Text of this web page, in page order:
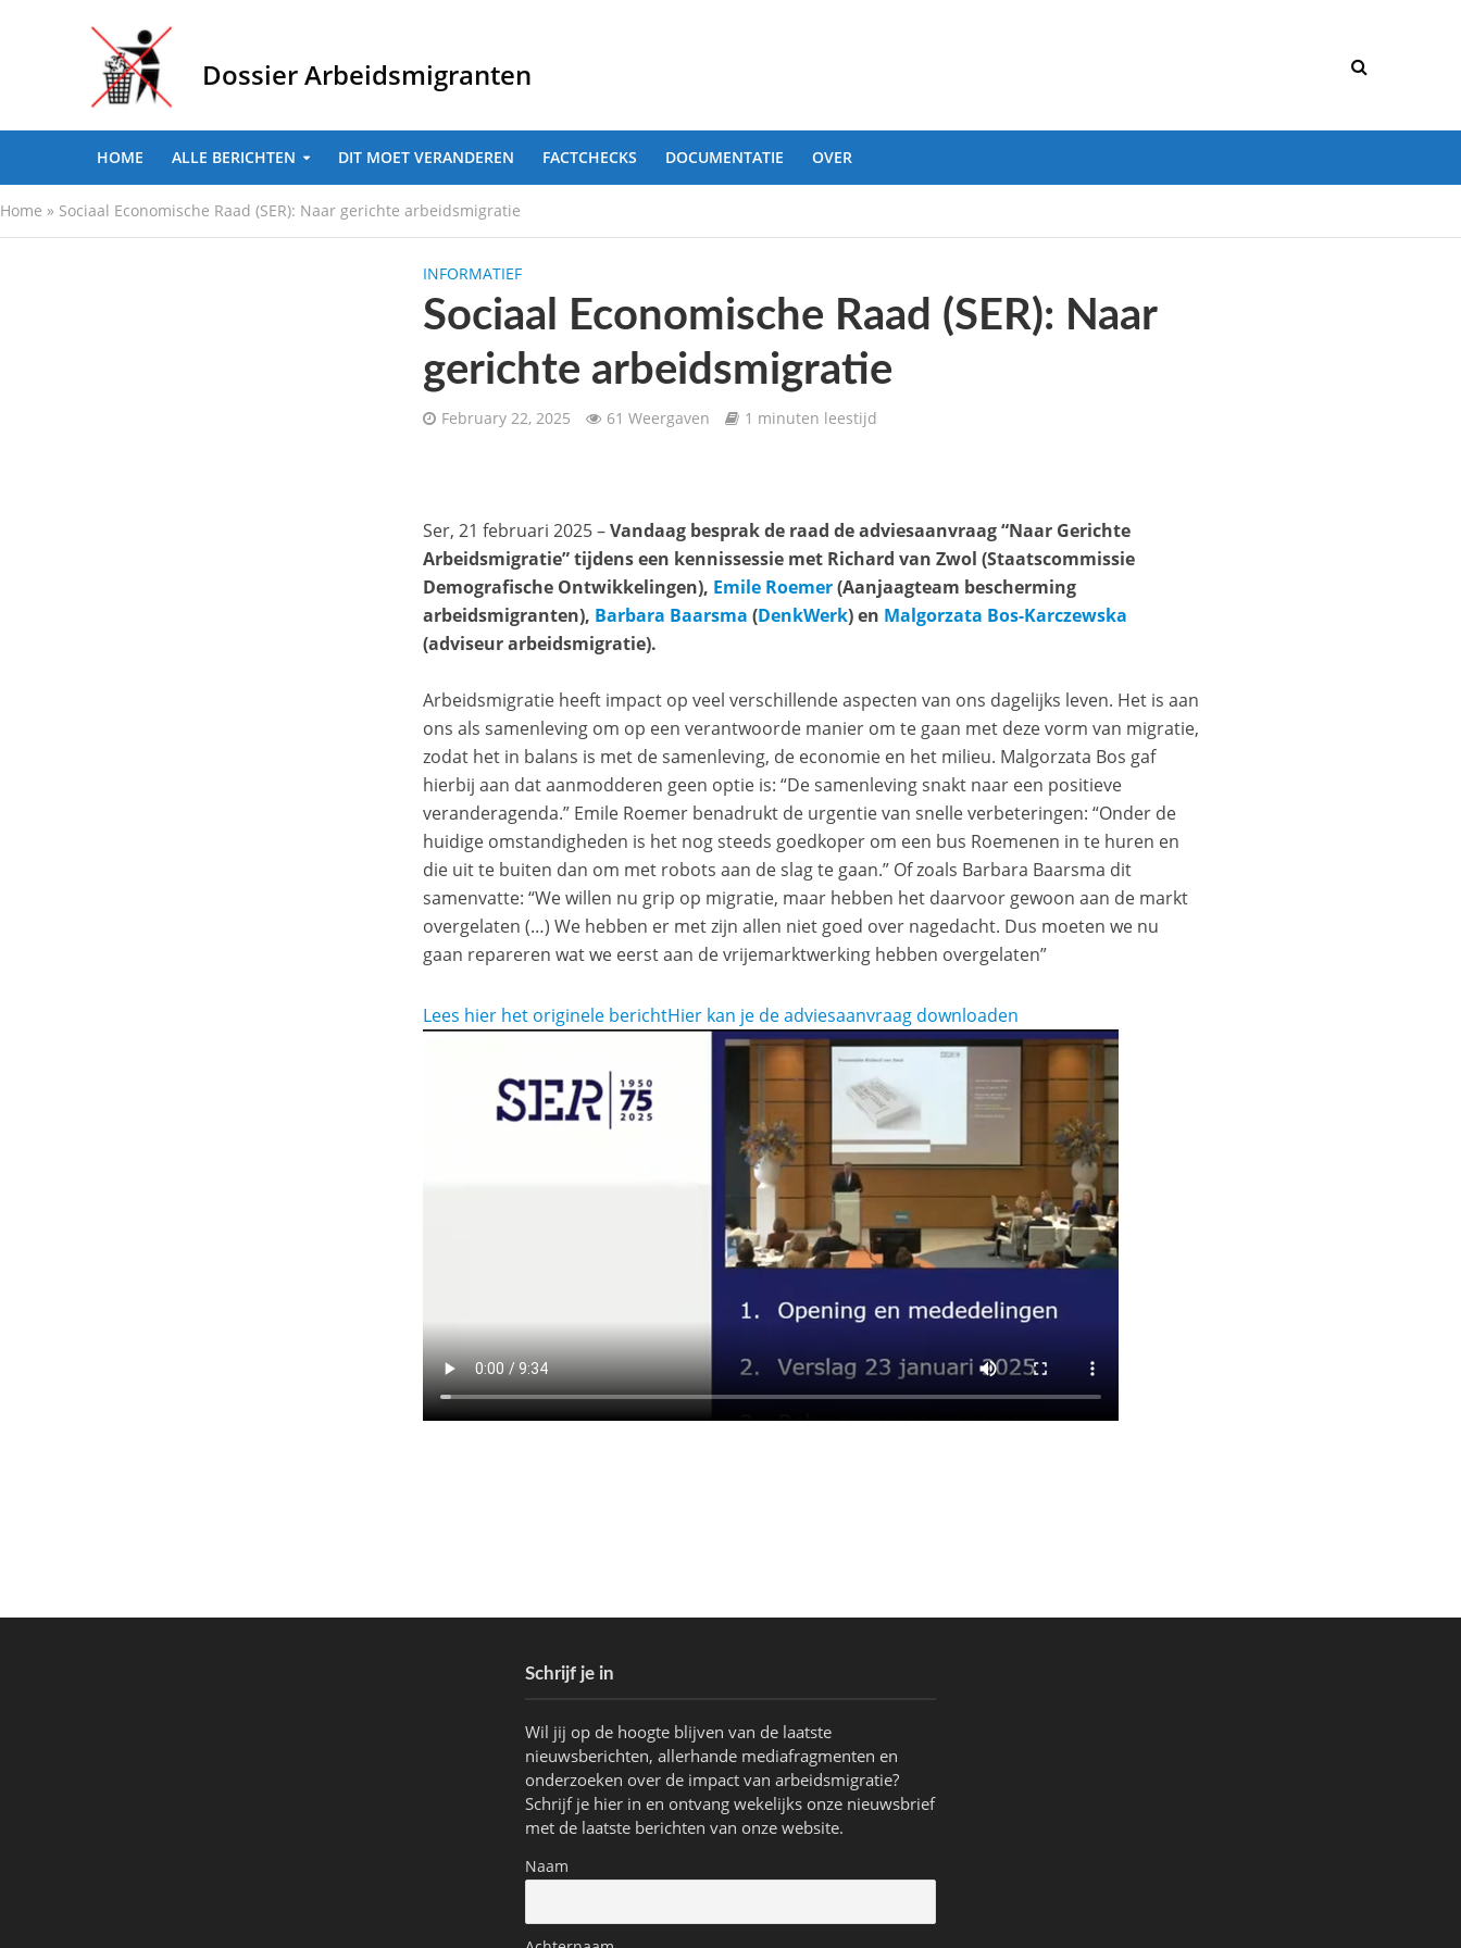
Dossier Arbeidsmigranten
HOME ALLE BERICHTEN DIT MOET VERANDEREN FACTCHECKS DOCUMENTATIE OVER
Home » Sociaal Economische Raad (SER): Naar gerichte arbeidsmigratie
INFORMATIEF
Sociaal Economische Raad (SER): Naar
gerichte arbeidsmigratie
February 22, 2025 61 Weergaven 1 minuten leestijd
Ser, 21 februari 2025 –Vandaag besprak de raad de adviesaanvraag “Naar Gerichte
Arbeidsmigratie” tijdens een kennissessie met Richard van Zwol (Staatscommissie
Demografische Ontwikkelingen), Emile Roemer(Aanjaagteam bescherming
arbeidsmigranten), Barbara Baarsma (DenkWerk) en Malgorzata Bos-Karczewska
(adviseur arbeidsmigratie).
Arbeidsmigratie heeft impact op veel verschillende aspecten van ons dagelijks leven. Het is aan
ons als samenleving om op een verantwoorde manier om te gaan met deze vorm van migratie,
zodat het in balans is met de samenleving, de economie en het milieu. Malgorzata Bos gaf
hierbij aan dat aanmodderen geen optie is: “De samenleving snakt naar een positieve
veranderagenda.” Emile Roemer benadrukt de urgentie van snelle verbeteringen: “Onder de
huidige omstandigheden is het nog steeds goedkoper om een bus Roemenen in te huren en
die uit te buiten dan om met robots aan de slag te gaan.” Of zoals Barbara Baarsma dit
samenvatte: “We willen nu grip op migratie, maar hebben het daarvoor gewoon aan de markt
overgelaten (…) We hebben er met zijn allen niet goed over nagedacht. Dus moeten we nu
gaan repareren wat we eerst aan de vrijemarktwerking hebben overgelaten”
Lees hier het originele berichtHier kan je de adviesaanvraag downloaden
Schrijf je in
Wil jij op de hoogte blijven van de laatste
nieuwsberichten, allerhande mediafragmenten en
onderzoeken over de impact van arbeidsmigratie?
Schrijf je hier in en ontvang wekelijks onze nieuwsbrief
met de laatste berichten van onze website.
Naam